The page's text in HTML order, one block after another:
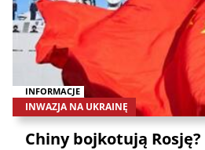
INFORMACJE
INWAZJA NA UKRAINĘ
Chiny bojkotują